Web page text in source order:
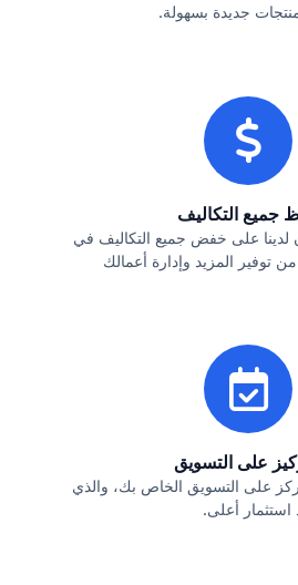
جديدة بسهولة.
جميع التكاليف
على خفض جميع التكاليف في
المزيد وإدارة أعمالك
على التسويق
على التسويق الخاص بك، والذي
أعلى.